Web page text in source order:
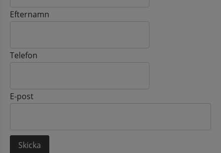
Efternamn
Telefon
E-post